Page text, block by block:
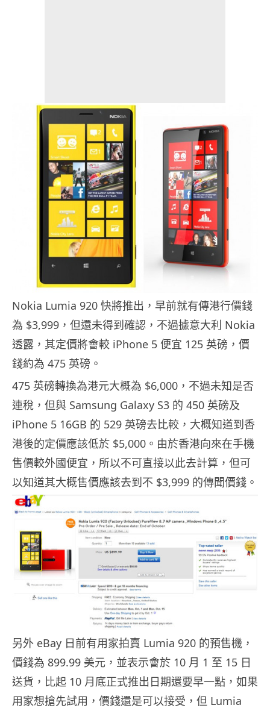
Nokia Lumia 920 快將推出，早前就有傳港行價錢
為 $3,999，但還未得到確認，不過據意大利 Nokia
透露，其定價將會較 iPhone 5 便宜 125 英磅，價
錢約為 475 英磅。
475 英磅轉換為港元大概為 $6,000，不過未知是否
連稅，但與 Samsung Galaxy S3 的 450 英磅及
iPhone 5 16GB 的 529 英磅去比較，大概知道到香
港後的定價應該低於 $5,000。由於香港向來在手機
售價較外國便宜，所以不可直接以此去計算，但可
以知道其大概售價應該去到不 $3,999 的傳聞價錢。
另外 eBay 日前有用家拍賣 Lumia 920 的預售機，
價錢為 899.99 美元，並表示會於 10 月 1 至 15 日
送貨，比起 10 月底正式推出日期還要早一點，如果
用家想搶先試用，價錢還是可以接受，但 Lumia